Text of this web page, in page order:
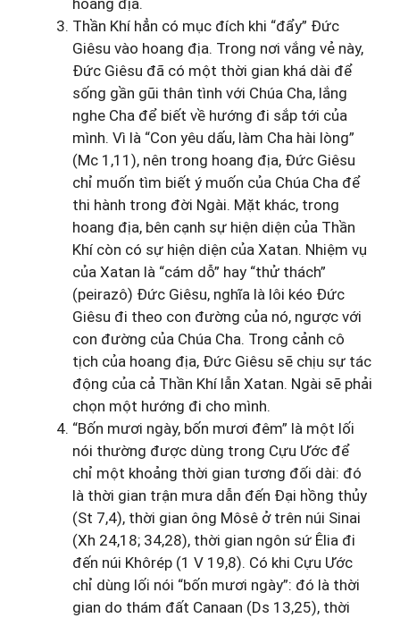
hoang địa.
Thần Khí hẳn có mục đích khi “đẩy” Đức
Giêsu vào hoang địa. Trong nơi vắng vẻ này,
Đức Giêsu đã có một thời gian khá dài để
sống gần gũi thân tình với Chúa Cha, lắng
nghe Cha để biết về hướng đi sắp tới của
mình. Vì là “Con yêu dấu, làm Cha hài lòng”
(Mc 1,11), nên trong hoang địa, Đức Giêsu
chỉ muốn tìm biết ý muốn của Chúa Cha để
thi hành trong đời Ngài. Mặt khác, trong
hoang địa, bên cạnh sự hiện diện của Thần
Khí còn có sự hiện diện của Xatan. Nhiệm vụ
của Xatan là “cám dỗ” hay “thử thách”
(peirazô) Đức Giêsu, nghĩa là lôi kéo Đức
Giêsu đi theo con đường của nó, ngược với
con đường của Chúa Cha. Trong cảnh cô
tịch của hoang địa, Đức Giêsu sẽ chịu sự tác
động của cả Thần Khí lẫn Xatan. Ngài sẽ phải
chọn một hướng đi cho mình.
“Bốn mươi ngày, bốn mươi đêm” là một lối
nói thường được dùng trong Cựu Ước để
chỉ một khoảng thời gian tương đối dài: đó
là thời gian trận mưa dẫn đến Đại hồng thủy
(St 7,4), thời gian ông Môsê ở trên núi Sinai
(Xh 24,18; 34,28), thời gian ngôn sứ Êlia đi
đến núi Khôrép (1 V 19,8). Có khi Cựu Ước
chỉ dùng lối nói “bốn mươi ngày”: đó là thời
gian do thám đất Canaan (Ds 13,25), thời